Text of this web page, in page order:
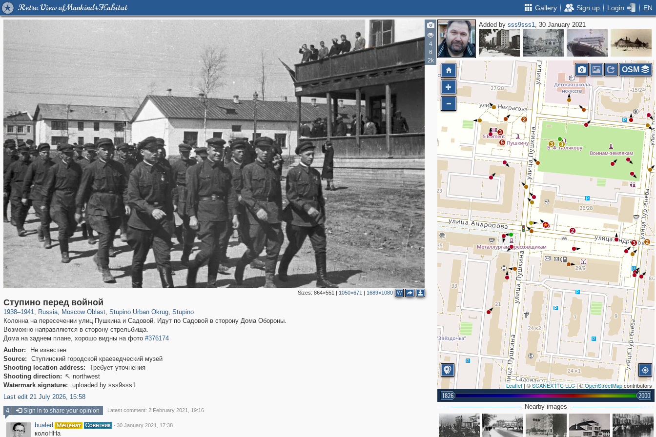
Retro View of Mankind's Habitat Gallery Sign up Login EN
4
6
2k
Sizes: 864×551 | 1050×671 | 1689×1080 W
Ступино перед войной
1938–1941, Russia
1,406,258 29,243
, Moscow Oblast
96,319 1,691
, Stupino Urban Okrug, Stupino
Колонна на пересечении улиц Пушкина и Садовой. Идут по Садовой в сторону Дома Обороны.
Возможно направляются в сторону стрельбища.
Дома на заднем плане, хорошо видны на фото #376174
Author:
Не известен
Source:
Ступинский городской краеведческий музей
Shooting location address:
Требует уточнения
Shooting direction:  northwest
Watermark signature:
uploaded by sss9sss1
Last edit 21 July 2026, 15:58
Added bysss9sss1, 30 January 2021
3
2
5
3
3
3 2
2
Leaflet | ©SCANEX ITC LLC| ©OpenStreetMapcontributors
1826 2000
OSM
Nearby images
4 Sign in to share your opinion Latest comment: 2 February 2021, 19:16
bualed · 30 January 2021, 17:38
колоННа